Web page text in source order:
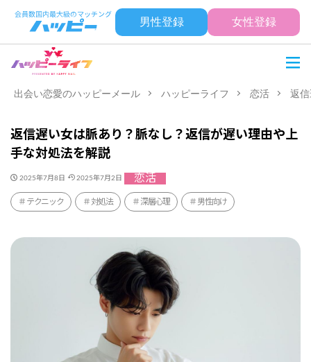
男性登録 女性登録
出会い恋愛のハッピーメール ハッピーライフ 恋活 返
返信遅い女は脈あり？脈なし？返信が遅い理由や上
手な対処法を解説
2025年7月8日 2025年7月2日 恋活
テクニック 対処法 深層心理 男性向け